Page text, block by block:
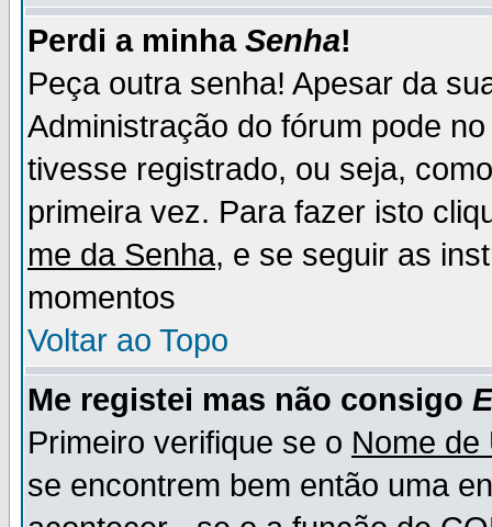
Perdi a minha Senha!
Peça outra senha! Apesar da
Administração do fórum pode
tivesse registrado, ou seja,
primeira vez. Para fazer isto
me da Senha, e se seguir as
momentos
Voltar ao Topo
Me registei mas não consigo
Primeiro verifique se o Nome de
se encontrem bem então uma